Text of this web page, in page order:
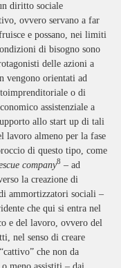
diritto sociale
ovvero servano a far
e possano, nei limiti
di bisogno sono
delle azioni a
vengono orientati ad
o di
assistenziale a
allo start up di tali
lavoro almeno per la fase
di questo tipo, come
company8 – ad
la creazione di
ammortizzatori sociali –
che qui si entra nel
e del lavoro, ovvero del
nel senso di creare
che non da